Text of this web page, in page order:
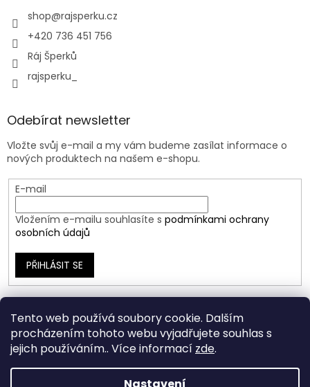
Tento web používá soubory cookie. Dalším
procházením tohoto webu vyjadřujete souhlas s
jejich používáním.. Více informací zde.
shop@rajsperku.cz
+420 736 451 756
Ráj Šperků
rajsperku_
Odebírat newsletter
Vložte svůj e-mail a my vám budeme zasílat informace o
nových produktech na našem e-shopu.
E-mail
Vložením e-mailu souhlasíte s podmínkami ochrany
osobních údajů
PŘIHLÁSIT SE